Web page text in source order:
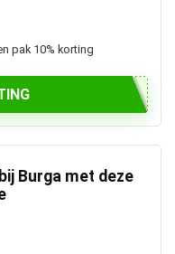
pak 10% korting
Burga met deze